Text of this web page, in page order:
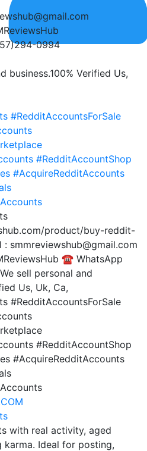
0994
business.100% Verified Us,
#RedditAccountsForSale
#RedditAccountShop
#AcquireRedditAccounts
product/buy-reddit-
smmreviewshub@gmail.com
☎️ WhatsApp
sell personal and
Us, Uk, Ca,
#RedditAccountsForSale
#RedditAccountShop
#AcquireRedditAccounts
with real activity, aged
karma. Ideal for posting,